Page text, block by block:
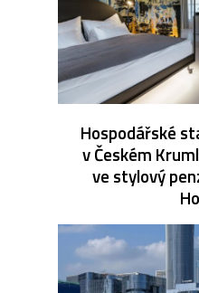
Hospodářské
v Českém
ve stylový